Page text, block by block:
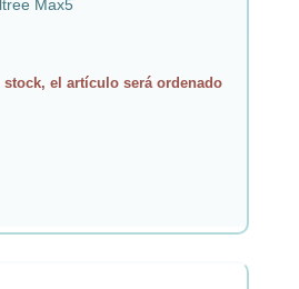
Max5
el artículo será ordenado